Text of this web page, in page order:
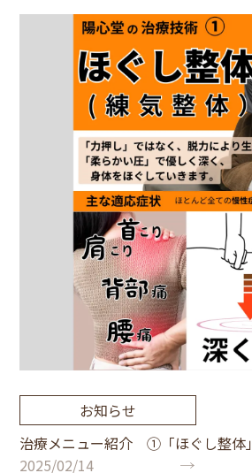
お知らせ
治療メニュー紹介 ①「ほぐし整体」
2025/02/14